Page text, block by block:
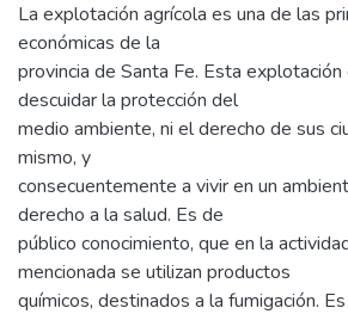
La explotación agrícola es una de las
económicas de la
provincia de Santa Fe. Esta
descuidar la protección del
medio ambiente, ni el derecho de sus
mismo, y
consecuentemente a vivir en un
derecho a la salud. Es de
público conocimiento, que en la
mencionada se utilizan productos
químicos, destinados a la fumigación.